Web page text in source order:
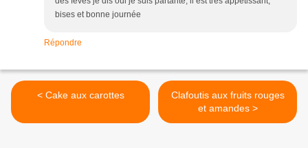
bises et bonne journée
Répondre
< Cake aux carottes
Clafoutis aux fruits rouges
et amandes >